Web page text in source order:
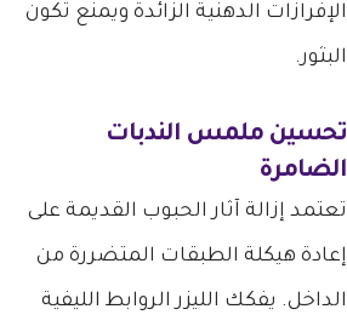
الإفرازات الدهنية الزائدة ويمنع تكون
البثور.
تحسين ملمس الندبات
الضامرة
تعتمد إزالة آثار الحبوب القديمة على
إعادة هيكلة الطبقات المتضررة من
الداخل. يفكك الليزر الروابط الليفية